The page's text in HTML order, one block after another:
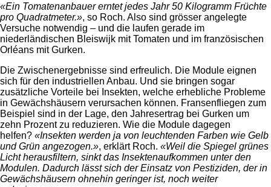
«Ein Tomatenanbauer erntet jedes Jahr 50 Kilogramm Früchte
pro Quadratmeter.», so Roch. Also sind grösser angelegte
Versuche notwendig – und die laufen gerade im
niederländischen Bleiswijk mit Tomaten und im französischen
Orléans mit Gurken.
Die Zwischenergebnisse sind erfreulich. Die Module eignen
sich für den industriellen Anbau. Und sie bringen sogar
zusätzliche Vorteile bei Insekten, welche erhebliche Probleme
in Gewächshäusern verursachen können. Fransenfliegen zum
Beispiel sind in der Lage, den Jahresertrag bei Gurken um
zehn Prozent zu reduzieren. Wie die Module dagegen
helfen? «Insekten werden ja von leuchtenden Farben wie Gelb
und Grün angezogen.», erklärt Roch. «Weil die Spiegel grünes
Licht herausfiltern, sinkt das Insektenaufkommen unter den
Modulen. Dadurch lässt sich der Einsatz von Pestiziden, der in
Gewächshäusern ohnehin geringer ist, noch weiter